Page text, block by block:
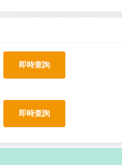
即時查詢
即時查詢